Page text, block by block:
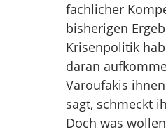
fachlicher
bisherigen
Krisenpolitik
daran
Varoufakis
sagt, schmeckt
Doch was